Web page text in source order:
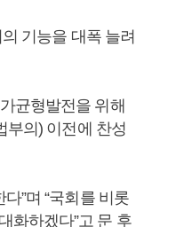
기능을 대폭 늘려
균형발전을 위해
부의) 이전에 찬성
”며 “국회를 비롯
화하겠다”고 문 후